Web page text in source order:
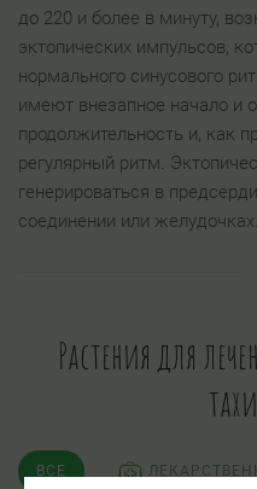
до 220 и более в минуту,
эктопических импульсов,
нормального синусового
имеют внезапное начало и
продолжительность и, как
регулярный ритм.
генерироваться в
соединении или желудочках.
Растения для
ВСЕ